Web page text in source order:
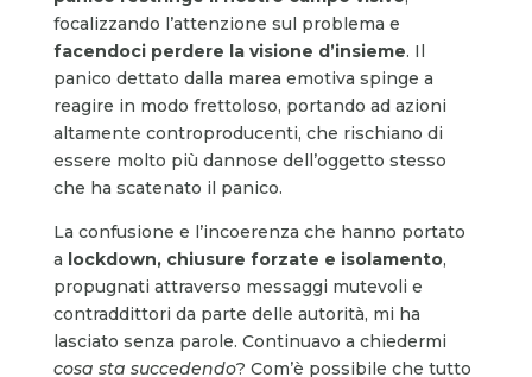
focalizzando l’attenzione sul problema e
facendoci perdere la visione d’insieme. Il
panico dettato dalla marea emotiva spinge a
reagire in modo frettoloso, portando ad azioni
altamente controproducenti, che rischiano di
essere molto più dannose dell’oggetto stesso
che ha scatenato il panico.
La confusione e l’incoerenza che hanno portato
a lockdown, chiusure forzate e isolamento,
propugnati attraverso messaggi mutevoli e
contraddittori da parte delle autorità, mi ha
lasciato senza parole. Continuavo a chiedermi
cosa sta succedendo? Com’è possibile che tutto